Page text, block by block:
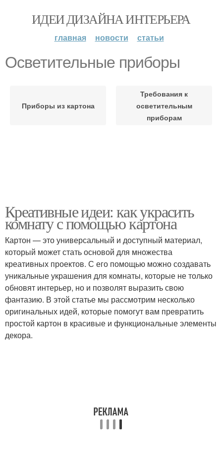
ИДЕИ ДИЗАЙНА ИНТЕРЬЕРА
главная новости статьи
Осветительные приборы
Приборы из картона
Требования к
осветительным
приборам
Креативные идеи: как украсить
комнату с помощью картона
Картон — это универсальный и доступный материал,
который может стать основой для множества
креативных проектов. С его помощью можно создавать
уникальные украшения для комнаты, которые не только
обновят интерьер, но и позволят выразить свою
фантазию. В этой статье мы рассмотрим несколько
оригинальных идей, которые помогут вам превратить
простой картон в красивые и функциональные элементы
декора.